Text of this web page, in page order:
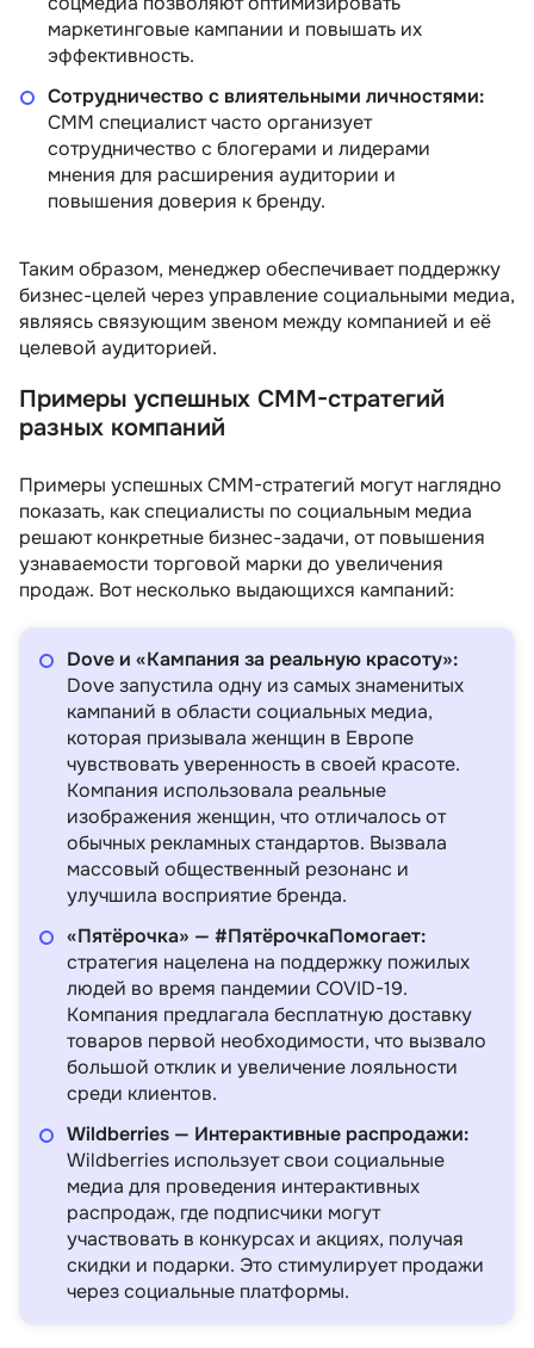
маркетинговые кампании и повышать их
эффективность.
Сотрудничество с влиятельными личностями:
СММ специалист часто организует
сотрудничество с блогерами и лидерами
мнения для расширения аудитории и
повышения доверия к бренду.
Таким образом, менеджер обеспечивает поддержку
бизнес-целей через управление социальными медиа,
являясь связующим звеном между компанией и её
целевой аудиторией.
Примеры успешных СММ-стратегий
разных компаний
Примеры успешных СММ-стратегий могут наглядно
показать, как специалисты по социальным медиа
решают конкретные бизнес-задачи, от повышения
узнаваемости торговой марки до увеличения
продаж. Вот несколько выдающихся кампаний:
Dove и «Кампания за реальную красоту»:
Dove запустила одну из самых знаменитых
кампаний в области социальных медиа,
которая призывала женщин в Европе
чувствовать уверенность в своей красоте.
Компания использовала реальные
изображения женщин, что отличалось от
обычных рекламных стандартов. Вызвала
массовый общественный резонанс и
улучшила восприятие бренда.
«Пятёрочка» — #ПятёрочкаПомогает:
стратегия нацелена на поддержку пожилых
людей во время пандемии COVID-19.
Компания предлагала бесплатную доставку
товаров первой необходимости, что вызвало
большой отклик и увеличение лояльности
среди клиентов.
Wildberries — Интерактивные распродажи:
Wildberries использует свои социальные
медиа для проведения интерактивных
распродаж, где подписчики могут
участвовать в конкурсах и акциях, получая
скидки и подарки. Это стимулирует продажи
через социальные платформы.
3 отзыва 5 отзывов